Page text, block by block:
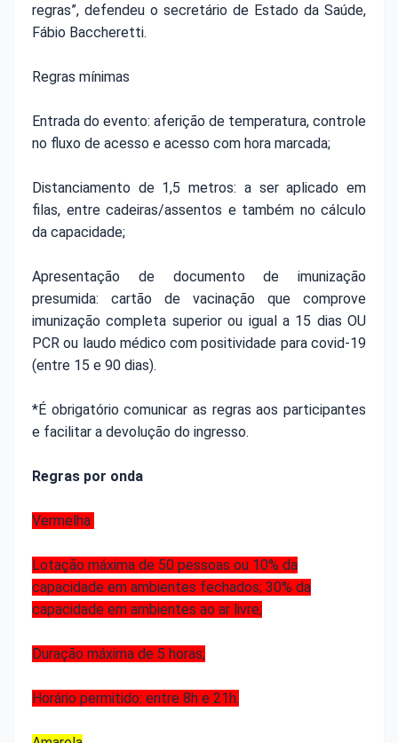
regras”, defendeu o secretário de Estado da Saúde,
Fábio Baccheretti.
Regras mínimas
Entrada do evento: aferição de temperatura, controle
no fluxo de acesso e acesso com hora marcada;
Distanciamento de 1,5 metros: a ser aplicado em
filas, entre cadeiras/assentos e também no cálculo
da capacidade;
Apresentação de documento de imunização
presumida: cartão de vacinação que comprove
imunização completa superior ou igual a 15 dias OU
PCR ou laudo médico com positividade para covid-19
(entre 15 e 90 dias).
*É obrigatório comunicar as regras aos participantes
e facilitar a devolução do ingresso.
Regras por onda
Vermelha
Lotação máxima de 50 pessoas ou 10% da
capacidade em ambientes fechados; 30% da
capacidade em ambientes ao ar livre;
Duração máxima de 5 horas;
Horário permitido: entre 8h e 21h.